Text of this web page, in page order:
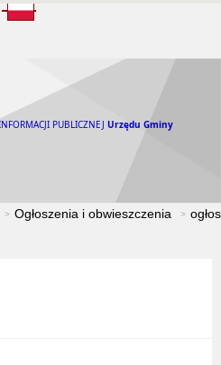
PUBLICZNEJ Urzędu Gminy
Ogłoszenia i obwieszczenia